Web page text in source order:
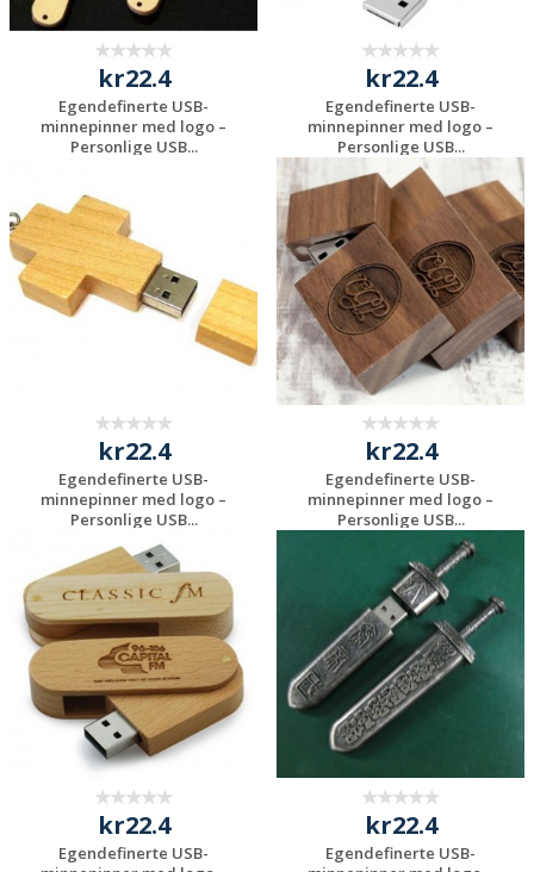
kr22.4
Egendefinerte USB-
minnepinner med logo –
Personlige USB...
uforpliktende
tilbud
kr22.4
Egendefinerte USB-
minnepinner med logo –
Personlige USB...
Be om et
uforpliktende
tilbud
kr22.4
Egendefinerte USB-
minnepinner med logo –
Personlige USB...
Be om et
uforpliktende
tilbud
kr22.4
Egendefinerte USB-
minnepinner med logo –
Personlige USB...
Be om et
uforpliktende
tilbud
kr22.4
Egendefinerte USB-
kr22.4
Egendefinerte USB-